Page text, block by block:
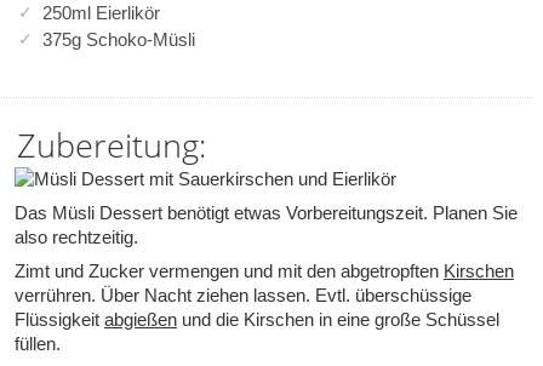
250ml Eierlikör
375g Schoko-Müsli
Zubereitung:
Das Müsli Dessert benötigt etwas Vorbereitungszeit. Planen Sie
also rechtzeitig.
Zimt und Zucker vermengen und mit den abgetropften Kirschen
verrühren. Über Nacht ziehen lassen. Evtl. überschüssige
Flüssigkeit abgießen und die Kirschen in eine große Schüssel
füllen.